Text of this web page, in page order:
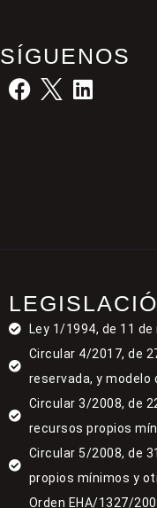
SÍGUENOS
Ley 1/1994, de 11
Circular 4/2017, de
reservada, y modelo
Circular 3/2008, de
recursos propios
Circular 5/2008, de
propios mínimos y
Orden EHA/1327/